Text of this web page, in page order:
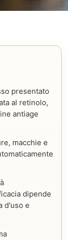
presentato
al retinolo,
antiage
macchie e
dipende
d'uso e